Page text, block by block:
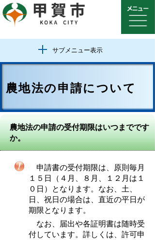
サブメニュー表示
農地法の申請について
農地法の申請の受付期限はいつまでです
か。
申請書の受付期限は、原則毎月
１５日（４月、８月、１２月は１
０日）となります。なお、土、
日、祝日の場合は、直近の平日が
期限となります。
なお、届出や各証明書は随時受
付しています。詳しくは、許可申